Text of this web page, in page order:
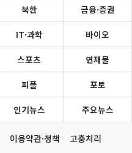
북한 금융·증권
IT·과학 바이오
스포츠 연재물
피플 포토
인기뉴스 주요뉴스
이용약관·정책 고충처리